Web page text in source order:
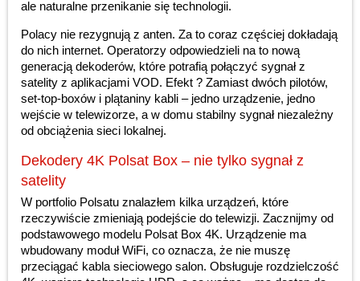
ale naturalne przenikanie się technologii.
Polacy nie rezygnują z anten. Za to coraz częściej dokładają
do nich internet. Operatorzy odpowiedzieli na to nową
generacją dekoderów, które potrafią połączyć sygnał z
satelity z aplikacjami VOD. Efekt ? Zamiast dwóch pilotów,
set-top-boxów i plątaniny kabli – jedno urządzenie, jedno
wejście w telewizorze, a w domu stabilny sygnał niezależny
od obciążenia sieci lokalnej.
Dekodery 4K Polsat Box – nie tylko sygnał z
satelity
W portfolio Polsatu znalazłem kilka urządzeń, które
rzeczywiście zmieniają podejście do telewizji. Zacznijmy od
podstawowego modelu Polsat Box 4K. Urządzenie ma
wbudowany moduł WiFi, co oznacza, że nie muszę
przeciągać kabla sieciowego salon. Obsługuje rozdzielczość